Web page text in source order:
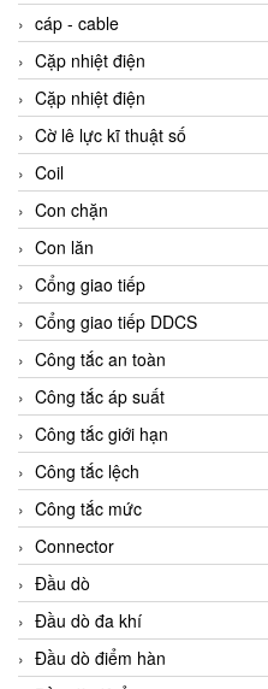
cáp - cable
Cặp nhiệt điện
Cặp nhiệt điện
Cờ lê lực kĩ thuật số
Coil
Con chặn
Con lăn
Cổng giao tiếp
Cổng giao tiếp DDCS
Công tắc an toàn
Công tắc áp suất
Công tắc giới hạn
Công tắc lệch
Công tắc mức
Connector
Đầu dò
Đầu dò đa khí
Đầu dò điểm hàn